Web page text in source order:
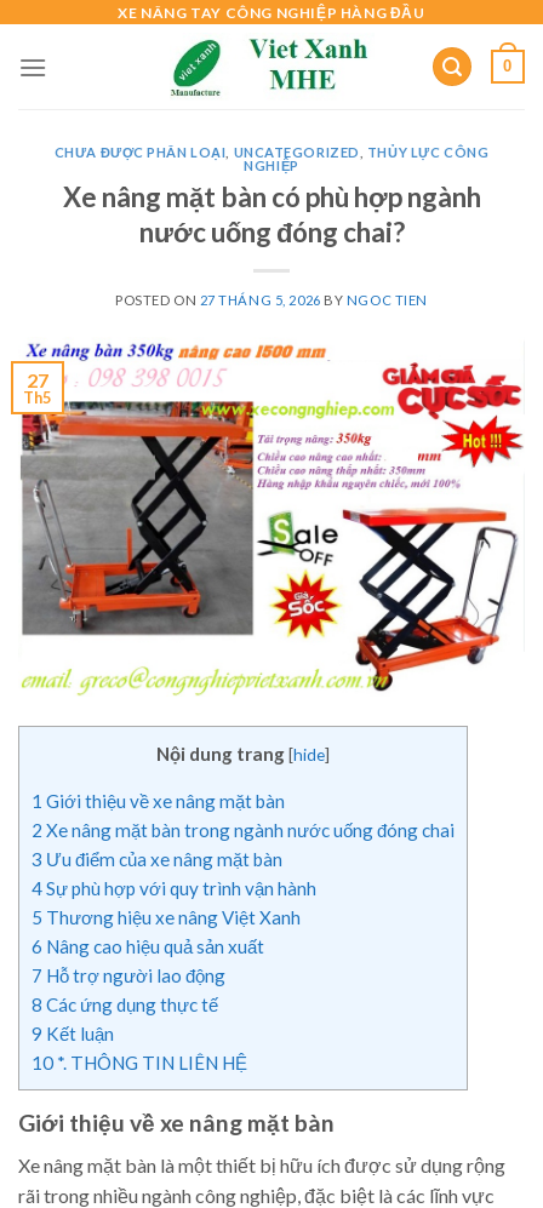
content
XE NÂNG TAY CÔNG NGHIỆP HÀNG ĐẦU
0
CHƯA ĐƯỢC PHÂN LOẠI UNCATEGORIZED
THỦY LỰC CÔNG
NGHIỆP
Xe nâng mặt bàn có phù hợp ngành
nước uống đóng chai?
POSTED ON 27 THÁNG 5, 2026 BY NGOC TIEN
27
Th5
Nội dung trang[hide]
1 Giới thiệu về xe nâng mặt bàn
2 Xe nâng mặt bàn trong ngành nước uống đóng chai
3 Ưu điểm của xe nâng mặt bàn
4Sự phù hợp với quy trình vận hành
5 Thương hiệu xe nâng Việt Xanh
6 Nâng cao hiệu quả sản xuất
7 Hỗ trợ người lao động
8 Các ứng dụng thực tế
9 Kết luận
10 *. THÔNG TIN LIÊN HỆ
Giới thiệu về xe nâng mặt bàn
Xe nâng mặt bàn là một thiết bị hữu ích được sử dụng rộng
rãi trong nhiều ngành công nghiệp, đặc biệt là các lĩnh vực